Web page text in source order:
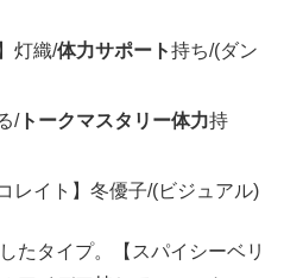
灯織/体力サポート持ち/(ダン
/トークマスタリー体力持
レイト】冬優子/(ビジュアル)
たタイプ。【スパイシーベリ